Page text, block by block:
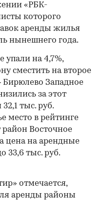
«РБК-
которого
аренды жилья
нынешнего года.
упали на 4,7%,
сместить на второе
Западное
за этот
тыс. руб.
место в рейтинге
Восточное
цена на арендные
33,6 тыс. руб.
отмечается,
аренды районы